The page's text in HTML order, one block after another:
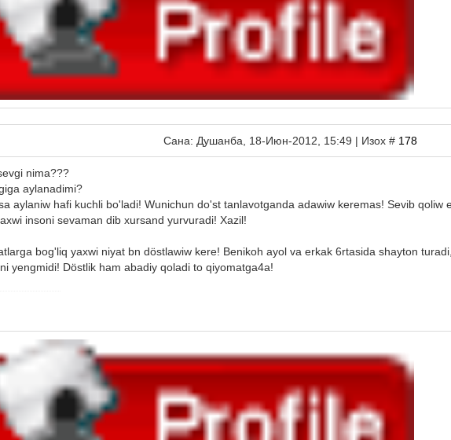
Сана: Душанба, 18-Июн-2012, 15:49 | Изох # 178
nima???
aylanadimi?
aylaniw hafi kuchli bo'ladi! Wunichun do'st tanlavotganda adawiw keremas! Sevib qoliw
insoni sevaman dib xursand yurvuradi! Xazil!
bog'liq yaxwi niyat bn döstlawiw kere! Benikoh ayol va erkak 6rtasida shayton
yengmidi! Döstlik ham abadiy qoladi to qiyomatga4a!